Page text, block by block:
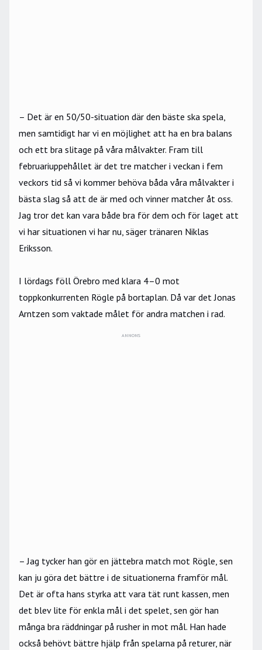
– Det är en 50/50-situation där den bäste ska spela,
men samtidigt har vi en möjlighet att ha en bra balans
och ett bra slitage på våra målvakter. Fram till
februariuppehållet är det tre matcher i veckan i fem
veckors tid så vi kommer behöva båda våra målvakter i
bästa slag så att de är med och vinner matcher åt oss.
Jag tror det kan vara både bra för dem och för laget att
vi har situationen vi har nu, säger tränaren Niklas
Eriksson.
I lördags föll Örebro med klara 4–0 mot
toppkonkurrenten Rögle på bortaplan. Då var det Jonas
Arntzen som vaktade målet för andra matchen i rad.
ANNONS
– Jag tycker han gör en jättebra match mot Rögle, sen
kan ju göra det bättre i de situationerna framför mål.
Det är ofta hans styrka att vara tät runt kassen, men
det blev lite för enkla mål i det spelet, sen gör han
många bra räddningar på rusher in mot mål. Han hade
också behövt bättre hjälp från spelarna på returer, när